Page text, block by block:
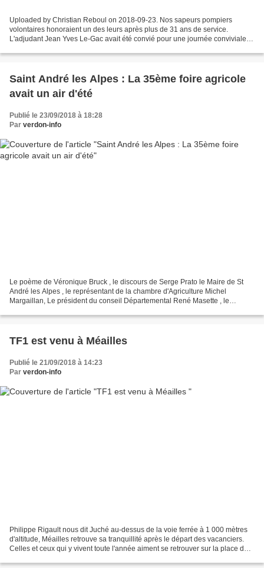
Uploaded by Christian Reboul on 2018-09-23. Nos sapeurs pompiers
volontaires honoraient un des leurs après plus de 31 ans de service.
L'adjudant Jean Yves Le-Gac avait été convié pour une journée conviviale et
Saint André les Alpes : La 35ème foire agricole
avait un air d'été
Publié le 23/09/2018 à 18:28
Par verdon-info
Le poème de Véronique Bruck , le discours de Serge Prato le Maire de St
André les Alpes , le représentant de la chambre d'Agriculture Michel
Margaillan, Le président du conseil Départemental René Masette , le
TF1 est venu à Méailles
Publié le 21/09/2018 à 14:23
Par verdon-info
Philippe Rigault nous dit Juché au-dessus de la voie ferrée à 1 000 mètres
d'altitude, Méailles retrouve sa tranquillité après le départ des vacanciers.
Celles et ceux qui y vivent toute l'année aiment se retrouver sur la place du